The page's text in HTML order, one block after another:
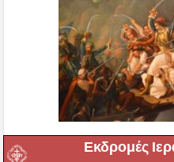
Εκδρομές